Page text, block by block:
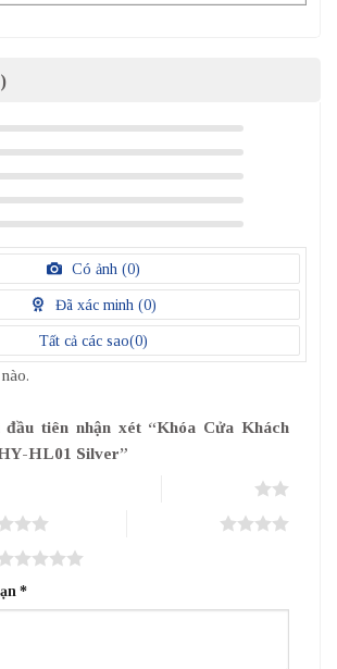
Có ảnh (0)
Đã xác minh (0)
Tất cả các sao(0)
tiên nhận xét “Khóa Cửa Khách
HL01 Silver”
*